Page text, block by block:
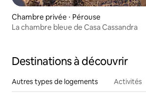
Chambre privée ⋅ Pérouse
La chambre bleue de Casa Cassandra
Destinations à découvrir
Autres types de logements Activités